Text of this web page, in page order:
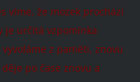
víme, že mozek prochází
je určitá vzpomínka
z paměti, znovu
po čase znovu a